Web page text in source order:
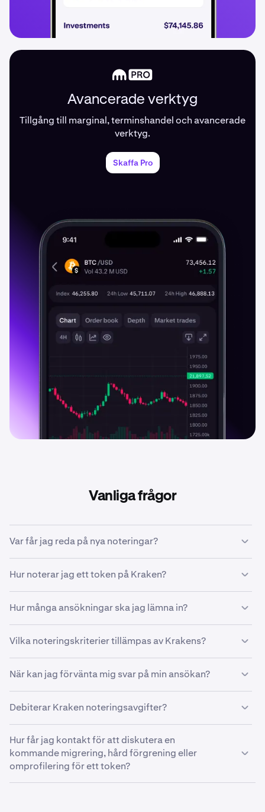
Avancerade verktyg
Tillgång till marginal, terminshandel och avancerade
verktyg.
Skaffa Pro
Vanliga frågor
Var får jag reda på nya noteringar?
Hur noterar jag ett token på Kraken?
skicka ettnoteringsansökningsformulär.
Hur många ansökningar ska jag lämna in?
inte communityn lämna in flera ansökningar för din
räkning – det minskar bara chansen att det ska lyckas.
Vilka noteringskriterier tillämpas av Krakens?
affärsstandarder för varje notering. Mer information om
dessa standarder och vår noteringsprocess finns idenna
artikel.
När kan jag förvänta mig svar på min ansökan?
utvärderingsprocess. Vi strävar efter att proaktivt
informera under processen och kontaktar dig om vi
behöver mer information. Under tiden vill vi be dig att
inte följa upp ansökningen eller kontakta individer på
Kraken i ett försök att påverka utvärderingsprocessen.
Debiterar Kraken noteringsavgifter?
Hur får jag kontakt för att diskutera en
kommande migrering, hård förgrening eller
omprofilering för ett token?